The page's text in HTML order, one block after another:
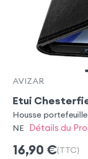
AVIZAR
Etui
Housse portefeuille
NE
Détails du
16,90 €(TTC)